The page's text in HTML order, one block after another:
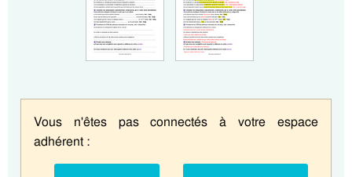
Vous n'êtes pas connectés à votre espace
adhérent :